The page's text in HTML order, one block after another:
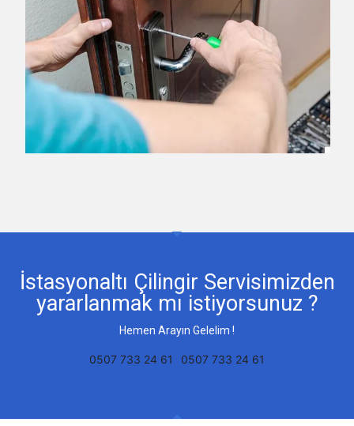
İstasyonaltı Çilingir Servisimizden
yararlanmak mı istiyorsunuz ?
Hemen Arayın Gelelim !
0507 733 24 61 0507 733 24 61